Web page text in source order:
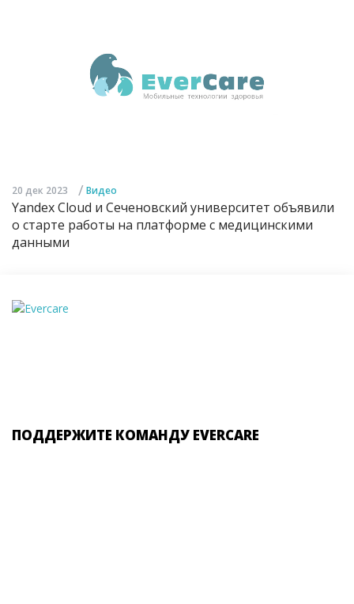
20 дек 2023 / Видео
Yandex Cloud и Сеченовский университет объявили
о старте работы на платформе с медицинскими
данными
ПОДДЕРЖИТЕ КОМАНДУ EVERCARE